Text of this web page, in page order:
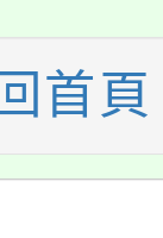
導中心
、社會
加。
音徵選
動海報
學生
觀特色
畫」
表揚
」
臺
首頁